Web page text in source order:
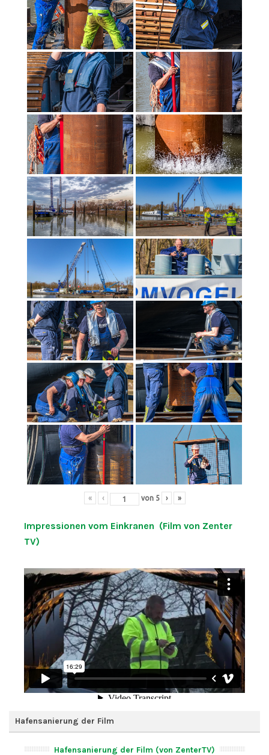
« ‹ von 5 › »
Impressionen vom Einkranen (Film von Zenter
TV)
Hafensanierung der Film
Hafensanierung der Film (von ZenterTV)